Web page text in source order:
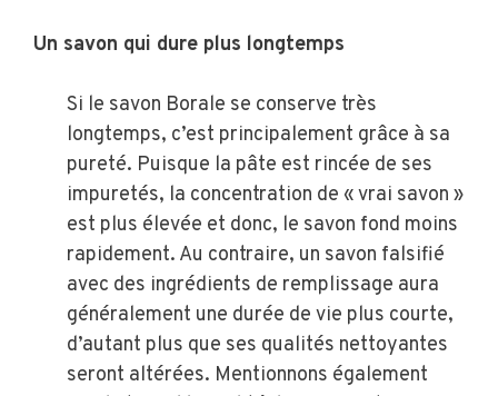
Un savon qui dure plus longtemps
Si le savon Borale se conserve très
longtemps, c’est principalement grâce à sa
pureté. Puisque la pâte est rincée de ses
impuretés, la concentration de « vrai savon »
est plus élevée et donc, le savon fond moins
rapidement. Au contraire, un savon falsifié
avec des ingrédients de remplissage aura
généralement une durée de vie plus courte,
d’autant plus que ses qualités nettoyantes
seront altérées. Mentionnons également